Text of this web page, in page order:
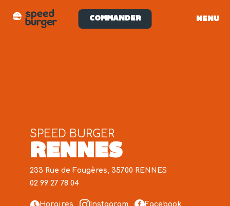
COMMANDER MENU
RENNES
SPEED BURGER
233 Rue de Fougères, 35700 RENNES
02 99 27 78 04
Horaires Instagram Facebook